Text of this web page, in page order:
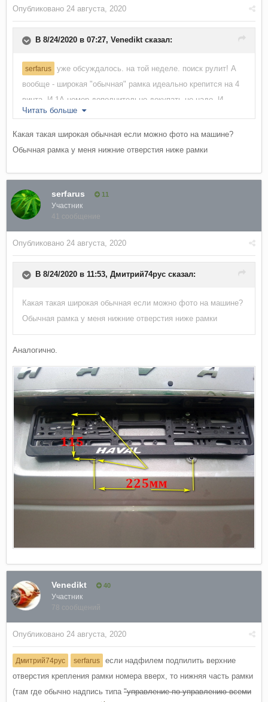
Опубликовано 24 августа, 2020
В 8/24/2020 в 07:27, Venediktсказал:
serfarus
уже обсуждалось. на той неделе. поиск рулит! А
вообще - широкая "обычная" рамка идеально крепится на 4
винта. И 1А номер дополнительно докупать не надо. И
проблем меньше.
Читать больше
Какая такая широкая обычная если можно фото на машине?
Обычная рамка у меня нижние отверстия ниже рамки
serfarus 11
Участник
41 сообщение
Опубликовано 24 августа, 2020
В 8/24/2020 в 11:53, Дмитрий74рус сказал:
Какая такая широкая обычная если можно фото на машине?
Обычная рамка у меня нижние отверстия ниже рамки
Аналогично.
Venedikt 40
Участник
78 сообщений
Опубликовано 24 августа, 2020
Дмитрий74рус serfarus
если надфилем подпилить верхние
отверстия крепления рамки номера вверх, то нижняя часть рамки
(там где обычно надпись типа "управление по управлению всеми